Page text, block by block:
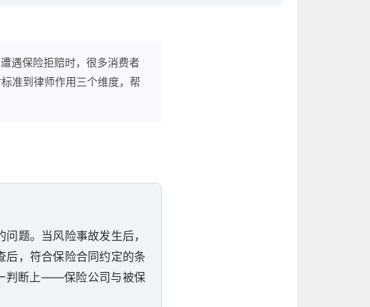
遇保险拒赔时，很多消费者
准到律师作用三个维度，帮
题。当风险事故发生后，
后，符合保险合同约定的条
判断上——保险公司与被保